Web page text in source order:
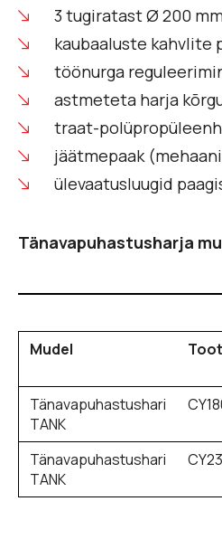
3 tugiratast Ø 200
kaubaaluste kahvlite
töönurga
astmeteta harja
traat-
jäätmepaak
ülevaatusluugid
Tänavapuhastusharja
Mudel
Tänavapuhastushari
TANK
Tänavapuhastushari
TANK